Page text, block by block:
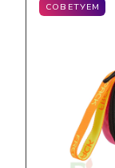
СОВЕТУЕМ